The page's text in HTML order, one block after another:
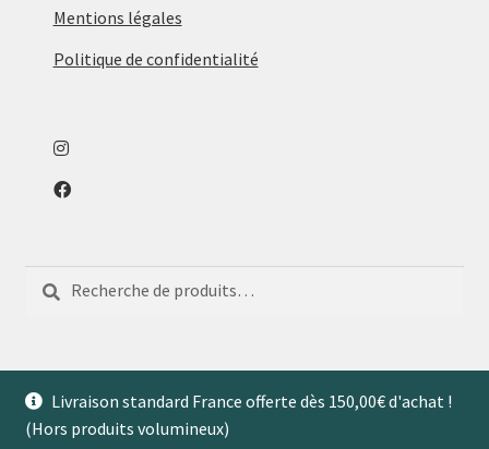
Livraison standard France offerte dès 150,00€ d'achat !
(Hors produits volumineux)
Mentions légales
Politique de confidentialité
Recherche
pour :
Recherche
© Aventures de Maison 2026